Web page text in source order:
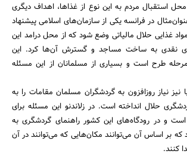
استقبال مردم به این نوع از غذاها، اهداف دیگری
در فرانسه یکی از سازمان‌های اسلامی پیشنهاد
غذایی حلال مالیاتی وضع شود که از محل درامد این
نقدی به ساخت مساجد و گسترش آن‌ها کرد. این
طرح است و بسیاری از مسلمانان از این مسئله
نیز نیاز روزافزون به گردشگران مسلمان مقامات را به
حلال انداخته است. در زلاندنو این مسئله برای
است و در رودگاه‌های این کشور راهنمای گردشگری به
که بر اساس آن می‌توانند مکان‌هایی که می‌توانند در آن
کنند.